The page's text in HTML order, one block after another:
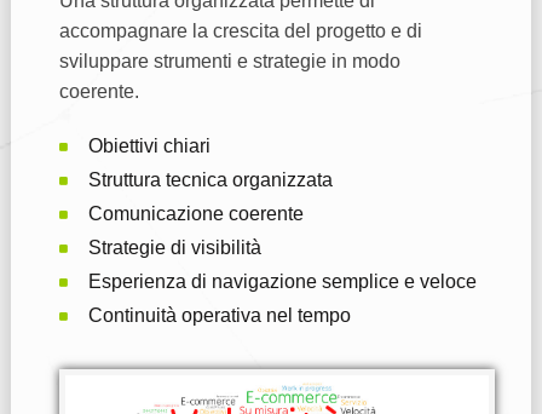
accompagnare la crescita del progetto e di
sviluppare strumenti e strategie in modo
coerente.
Obiettivi chiari
Struttura tecnica organizzata
Comunicazione coerente
Strategie di visibilità
Esperienza di navigazione semplice e veloce
Continuità operativa nel tempo